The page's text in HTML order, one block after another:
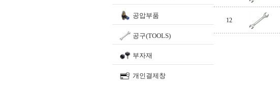
공압부품
공구(TOOLS)
부자재
개인결제창
12